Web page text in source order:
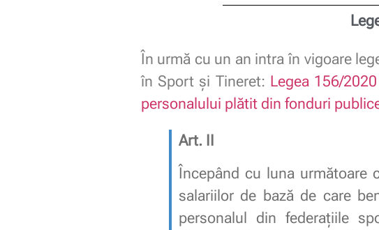
În urmă cu un an intra în vigoare
în Sport și Tineret: Legea 156/
personalului plătit din fonduri
Art. II
Începând cu luna următoare
salariilor de bază de care
personalul din federaţiile